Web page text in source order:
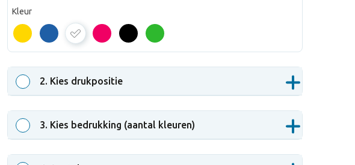
Kleur
BLA
2. Kies drukpositie
3. Kies bedrukking (aantal kleuren)